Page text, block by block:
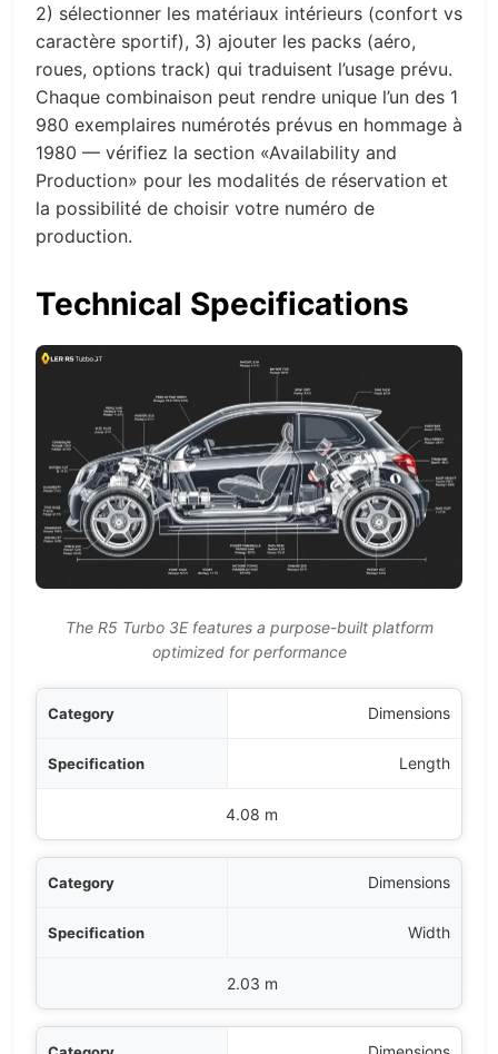
2) sélectionner les matériaux intérieurs (confort vs
caractère sportif), 3) ajouter les packs (aéro,
roues, options track) qui traduisent l’usage prévu.
Chaque combinaison peut rendre unique l’un des 1
980 exemplaires numérotés prévus en hommage à
1980 — vérifiez la section «Availability and
Production» pour les modalités de réservation et
la possibilité de choisir votre numéro de
production.
Technical Specifications
The R5 Turbo 3E features a purpose-built platform
optimized for performance
Dimensions
Length
4.08 m
Dimensions
Width
2.03 m